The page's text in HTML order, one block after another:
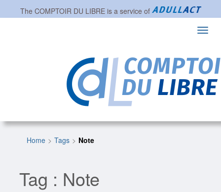
The COMPTOIR DU LIBREis a service of
Home Tags Note
Tag : Note